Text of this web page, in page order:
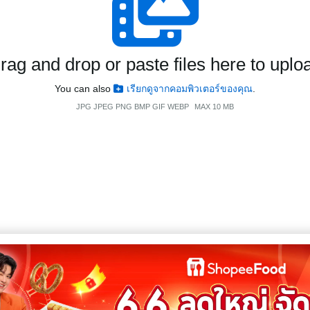
and drop or paste files here to
You can also เรียกดูจากคอมพิวเตอร์ของคุณ
JPG JPEG PNG BMP GIF WEBP MAX 10 MB